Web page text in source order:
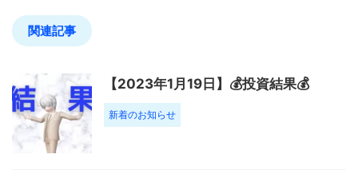
関連記事
【2023年1月19日】💰投資結果💰
新着のお知らせ